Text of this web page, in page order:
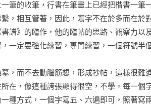
筆的收筆，行書在筆畫上已經把楷書一筆
，相互管著，因此，寫字不在於多而在於
譜》的臨作，他的臨帖的思路、觀察力以
一定要強化練習，專門練習，一個符號半
，而不去動腦筋想，形成抄帖，這樣很難
在，像這種誇張顯得很空，不學。每一個
種方式，一個字寫五、六遍即可，照著寫